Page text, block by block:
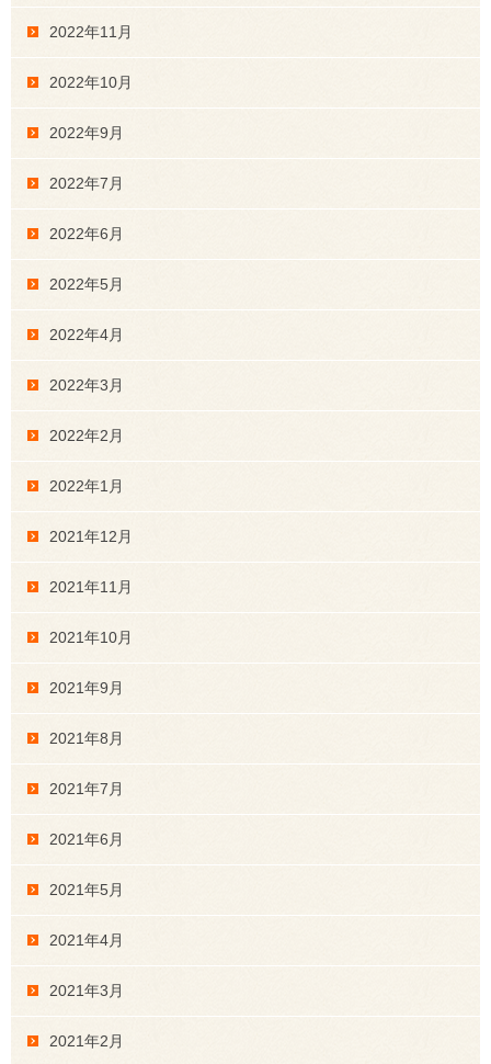
2022年11月
2022年10月
2022年9月
2022年7月
2022年6月
2022年5月
2022年4月
2022年3月
2022年2月
2022年1月
2021年12月
2021年11月
2021年10月
2021年9月
2021年8月
2021年7月
2021年6月
2021年5月
2021年4月
2021年3月
2021年2月